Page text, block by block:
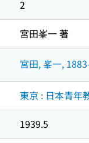
2
宮田峯一 著
宮田, 峯一,
東京 : 日本青年
1939.5